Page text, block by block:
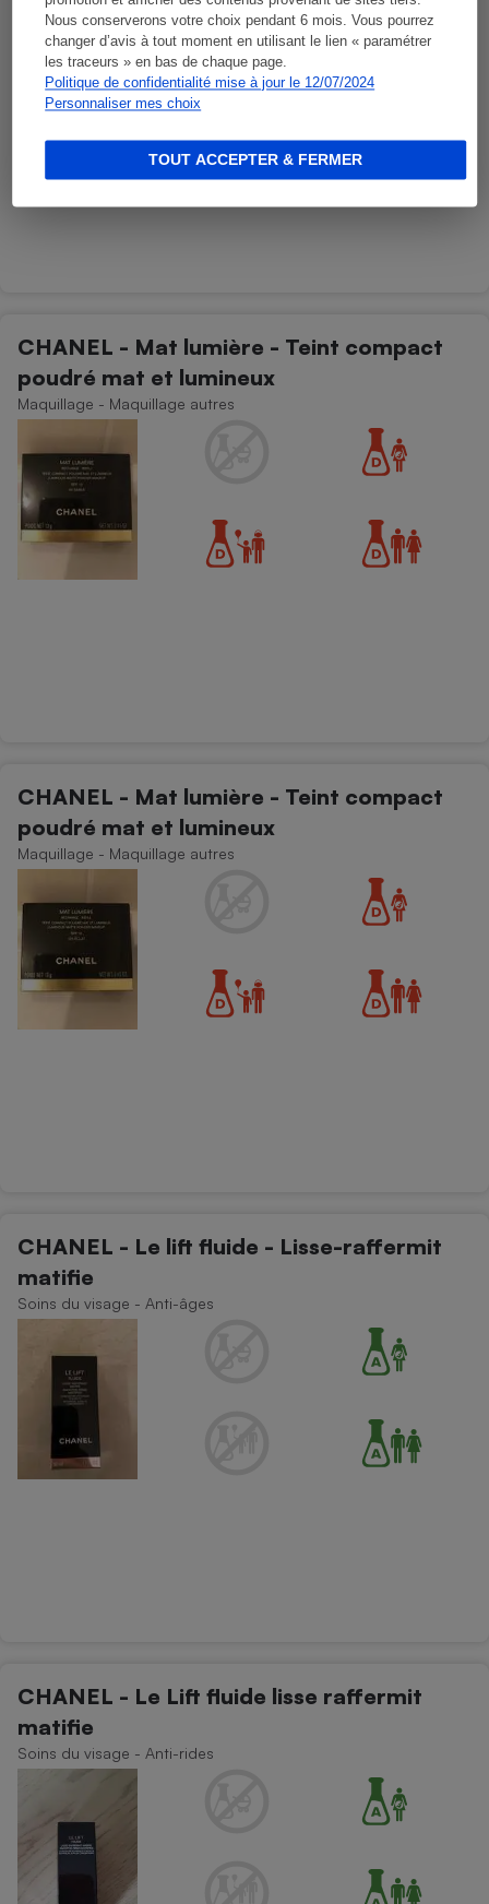
Nous conserverons votre choix pendant 6 mois. Vous pourrez
changer d’avis à tout moment en utilisant le lien « paramétrer
les traceurs » en bas de chaque page.
Politique de confidentialité mise à jour le 12/07/2024
Personnaliser mes choix
TOUT ACCEPTER & FERMER
CHANEL - Mat lumière - Teint compact
poudré mat et lumineux
Maquillage - Maquillage autres
CHANEL - Mat lumière - Teint compact
poudré mat et lumineux
Maquillage - Maquillage autres
CHANEL - Le lift fluide - Lisse-raffermit
matifie
Soins du visage - Anti-âges
CHANEL - Le Lift fluide lisse raffermit
matifie
Soins du visage - Anti-rides